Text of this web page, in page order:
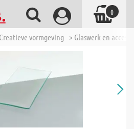
vormgeving > Glaswerk en
0